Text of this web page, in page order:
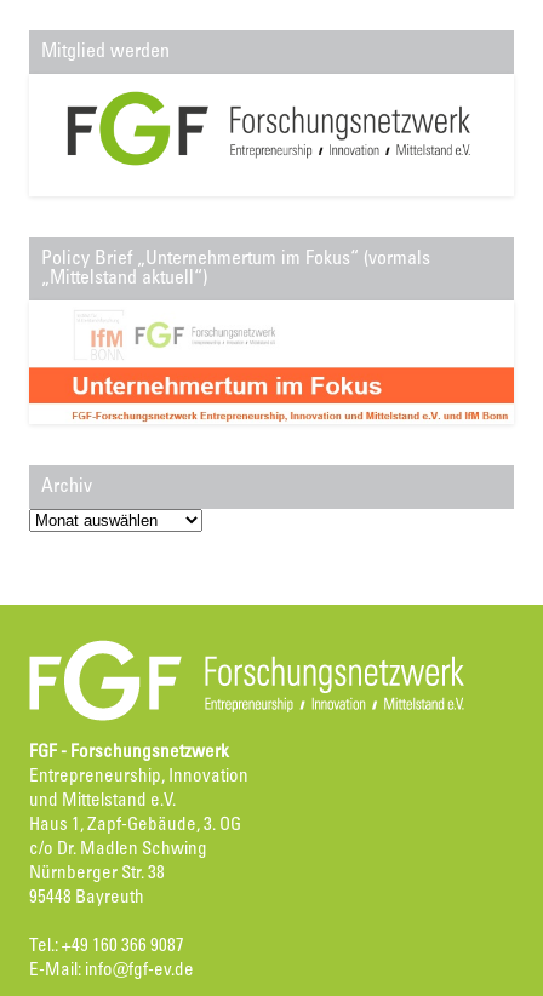
Mitglied werden
Policy Brief „Unternehmertum im Fokus“ (vormals
„Mittelstand aktuell“)
Archiv
Archiv
FGF - Forschungsnetzwerk
Entrepreneurship, Innovation
und Mittelstand e.V.
Haus 1, Zapf-Gebäude, 3. OG
c/o Dr. Madlen Schwing
Nürnberger Str. 38
95448 Bayreuth
Tel.: +49 160 366 9087
E-Mail: info@fgf-ev.de